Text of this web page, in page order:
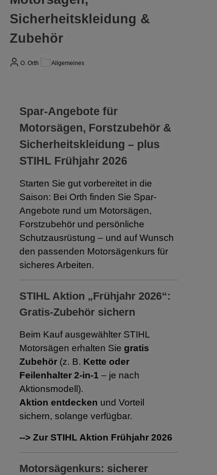
Sicherheitskleidung &
Zubehör
O. Orth Allgemeines
Spar-Angebote für
Motorsägen, Forstzubehör &
Sicherheitskleidung – plus
STIHL Frühjahr 2026
Starten Sie gut vorbereitet in die
Saison: Bei Orth finden Sie Spar-
Angebote rund um Motorsägen,
Forstzubehör und persönliche
Schutzausrüstung – und auf Wunsch
den passenden Motorsägenkurs für
sicheres Arbeiten.
STIHL Aktion „Frühjahr 2026“:
Gratis-Zubehör sichern
Beim Kauf ausgewählter STIHL
Motorsägen erhalten Sie gratis
Zubehör (z. B. Kette oder
Feilenhalter 2-in-1 – je nach
Aktionsmodell).
Aktion entdecken und Vorteil
sichern, solange verfügbar.
--> Zur STIHL Aktion Frühjahr 2026
Motorsägenkurs: sicherer